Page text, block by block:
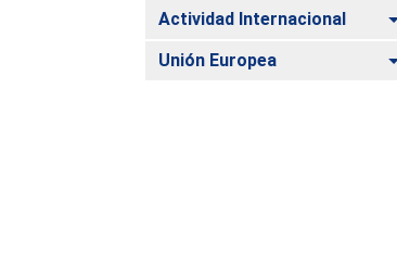
Actividad Internacional
Unión Europea